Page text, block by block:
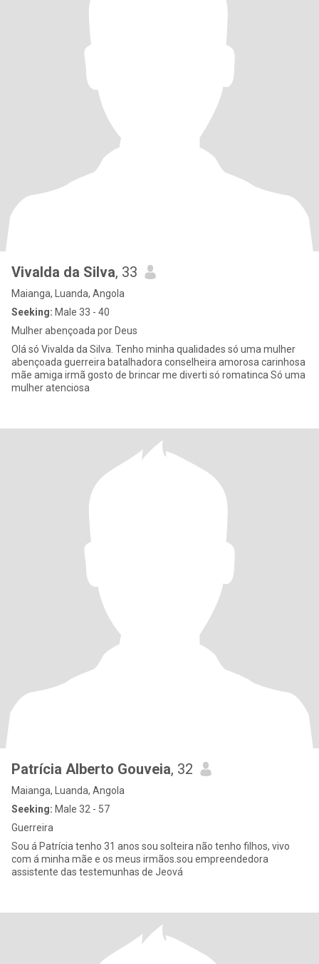
Vivalda da Silva, 33
Maianga, Luanda, Angola
Seeking: Male 33 - 40
Mulher abençoada por Deus
Olá só Vivalda da Silva. Tenho minha qualidades só uma mulher
abençoada guerreira batalhadora conselheira amorosa carinhosa
mãe amiga irmã gosto de brincar me diverti só romatinca Só uma
mulher atenciosa
Patrícia Alberto Gouveia, 32
Maianga, Luanda, Angola
Seeking: Male 32 - 57
Guerreira
Sou á Patrícia tenho 31 anos sou solteira não tenho filhos, vivo
com á minha mãe e os meus irmãos.sou empreendedora
assistente das testemunhas de Jeová